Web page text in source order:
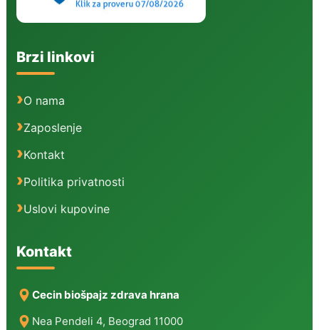
Brzi linkovi
O nama
Zaposlenje
Kontakt
Politika privatnosti
Uslovi kupovine
Kontakt
Cecin biošpajz zdrava hrana
Nea Pendeli 4, Beograd 11000